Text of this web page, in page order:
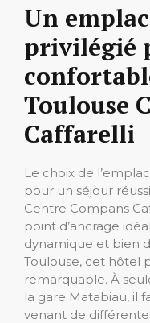
Un
privilégié
Toulouse
Caffarelli
Le choix de
pour un séjour
Centre Compans
point d’ancrage
dynamique et bien
Toulouse, cet hôtel
remarquable. À
la gare Matabiau, il
venant de